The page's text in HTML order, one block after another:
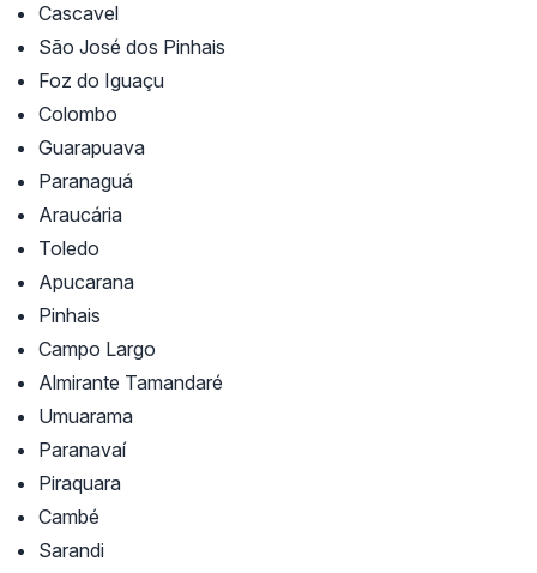
Cascavel
São José dos Pinhais
Foz do Iguaçu
Colombo
Guarapuava
Paranaguá
Araucária
Toledo
Apucarana
Pinhais
Campo Largo
Almirante Tamandaré
Umuarama
Paranavaí
Piraquara
Cambé
Sarandi